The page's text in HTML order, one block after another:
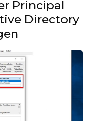
Principal
Directory